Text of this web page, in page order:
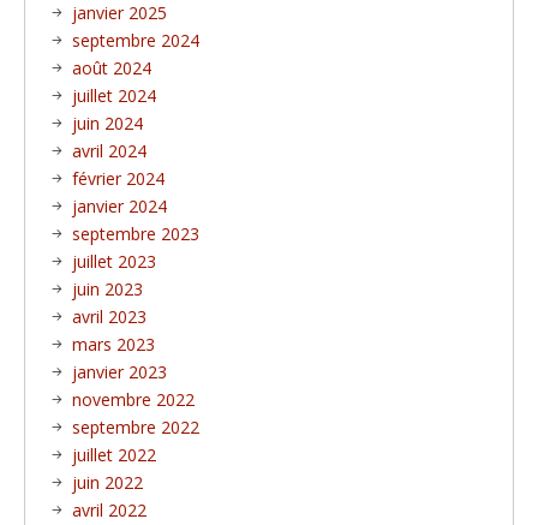
janvier 2025
septembre 2024
août 2024
juillet 2024
juin 2024
avril 2024
février 2024
janvier 2024
septembre 2023
juillet 2023
juin 2023
avril 2023
mars 2023
janvier 2023
novembre 2022
septembre 2022
juillet 2022
juin 2022
avril 2022